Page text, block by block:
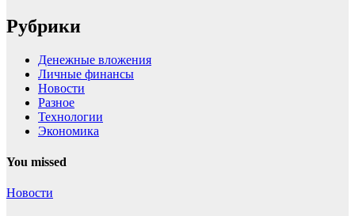
Рубрики
Денежные вложения
Личные финансы
Новости
Разное
Технологии
Экономика
You missed
Новости